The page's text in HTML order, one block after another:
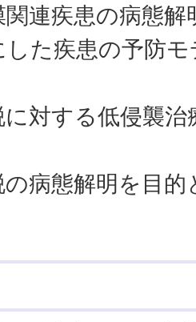
連疾患の病態
した疾患の予防
対する低侵襲
病態解明を目